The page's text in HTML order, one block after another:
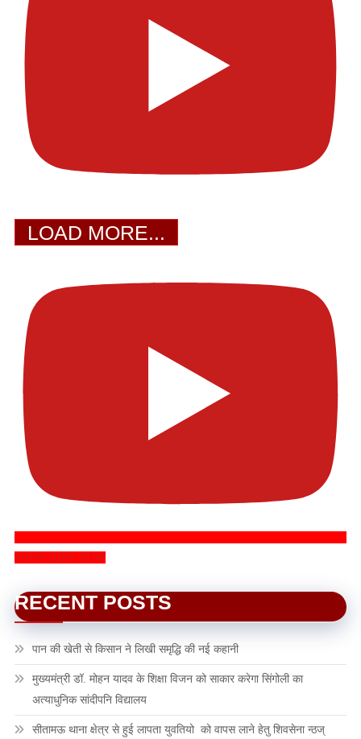
LOAD MORE...
SUBSCRIBE NOW
RECENT POSTS
पान की खेती से किसान ने लिखी समृद्धि की नई कहानी
मुख्यमंत्री डॉ. मोहन यादव के शिक्षा विजन को साकार करेगा सिंगोली का
अत्याधुनिक सांदीपनि विद्यालय
सीतामऊ थाना क्षेत्र से हुई लापता युवतियो को वापस लाने हेतु शिवसेना न्ठज्